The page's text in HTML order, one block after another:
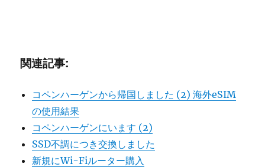
関連記事:
コペンハーゲンから帰国しました (2) 海外eSIM
の使用結果
コペンハーゲンにいます (2)
SSD不調につき交換しました
新規にWi-Fiルーター購入